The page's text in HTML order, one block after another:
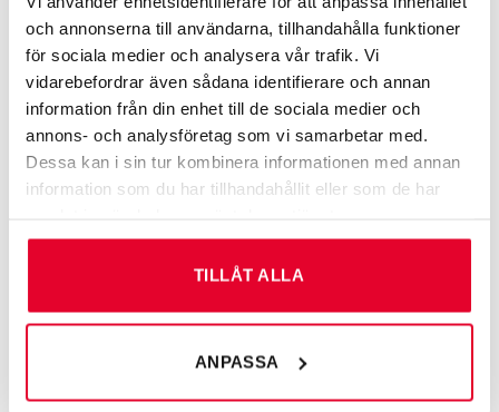
och annonserna till användarna, tillhandahålla funktioner
för sociala medier och analysera vår trafik. Vi
vidarebefordrar även sådana identifierare och annan
information från din enhet till de sociala medier och
annons- och analysföretag som vi samarbetar med.
Dessa kan i sin tur kombinera informationen med annan
information som du har tillhandahållit eller som de har
TILLÅT ALLA
ANPASSA
60
GRAVERADE SKYLTAR FÖR KÄLLSORTERING
Plastförpackningar – 60 mm